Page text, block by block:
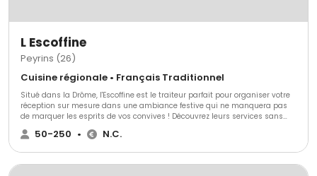
L Escoffine
Peyrins (26)
Cuisine régionale • Français Traditionnel
Situé dans la Drôme, l'Escoffine est le traiteur parfait pour organiser votre
réception sur mesure dans une ambiance festive qui ne manquera pas
de marquer les esprits de vos convives ! Découvrez leurs services sans
plus attendre et faites votre choix pour un mariage unique.Situé entre
Grenoble et Lyon, proche de Romans sur Isère, Peyrins a une excellente
50-250 • N.C.